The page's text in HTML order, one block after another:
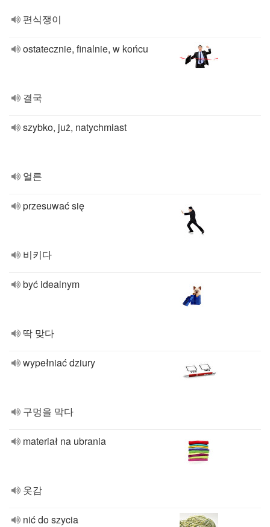
편식쟁이
ostatecznie, finalnie, w końcu
결국
szybko, już, natychmiast
얼른
przesuwać się
비키다
być idealnym
딱 맞다
wypełniać dziury
구멍을 막다
materiał na ubrania
옷감
nić do szycia